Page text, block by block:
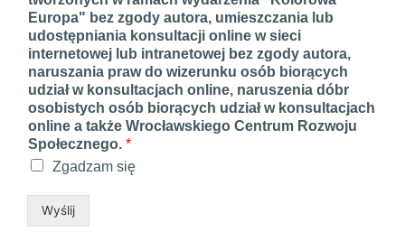
Europa" bez zgody autora, umieszczania lub
udostępniania konsultacji online w sieci
internetowej lub intranetowej bez zgody autora,
naruszania praw do wizerunku osób biorących
udział w konsultacjach online, naruszenia dóbr
osobistych osób biorących udział w konsultacjach
online a także Wrocławskiego Centrum Rozwoju
Społecznego. *
Zgadzam się
Wyślij